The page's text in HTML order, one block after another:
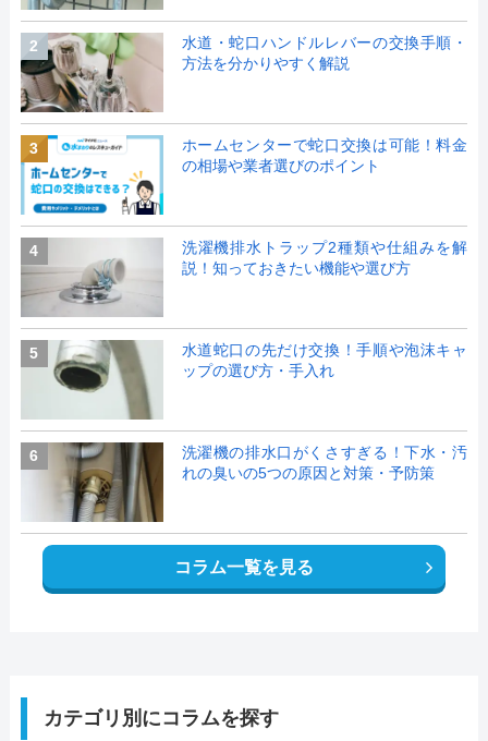
2
水道・蛇口ハンドルレバーの交換手順・
方法を分かりやすく解説
3
ホームセンターで蛇口交換は可能！料金
の相場や業者選びのポイント
4
洗濯機排水トラップ2種類や仕組みを解
説！知っておきたい機能や選び方
5
水道蛇口の先だけ交換！手順や泡沫キャ
ップの選び方・手入れ
6
洗濯機の排水口がくさすぎる！下水・汚
れの臭いの5つの原因と対策・予防策
コラム一覧を見る
カテゴリ別にコラムを探す